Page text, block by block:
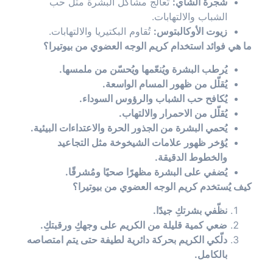
الشباب والالتهابات.
زيوت الأوكالبتوس: تُقاوم البكتيريا والالتهابات.
ما هي فوائد استخدام كريم الوجه العضوي من بيوتيرا؟
يُرطب البشرة ويُنعّمها ويُحسّن من ملمسها.
يُقلّل من ظهور المسام الواسعة.
يُكافح حب الشباب والرؤوس السوداء.
يُقلّل من الاحمرار والالتهاب.
يُحمي البشرة من الجذور الحرة والاعتداءات البيئية.
يُؤخر ظهور علامات الشيخوخة مثل التجاعيد
والخطوط الدقيقة.
يُضفي على البشرة مظهرًا صحيًا ومُشرقًا.
كيف يُستخدم كريم الوجه العضوي من بيوتيرا؟
نظّفي بشرتكِ جيدًا.
ضعي كمية قليلة من الكريم على وجهكِ ورقبتكِ.
دلّكي الكريم بحركة دائرية لطيفة حتى يتم امتصاصه
بالكامل.